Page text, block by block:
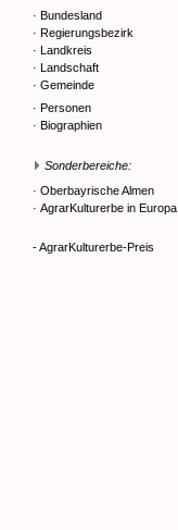
· Bundesland
· Regierungsbezirk
· Landkreis
· Landschaft
· Gemeinde
· Personen
· Biographien
Sonderbereiche:
· Oberbayrische Almen
· AgrarKulturerbe in Europa
- AgrarKulturerbe-Preis